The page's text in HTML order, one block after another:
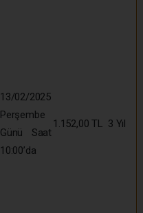
13/02/2025
Perşembe
Günü Saat
10:00’da
1.152,00 TL 3 Yıl